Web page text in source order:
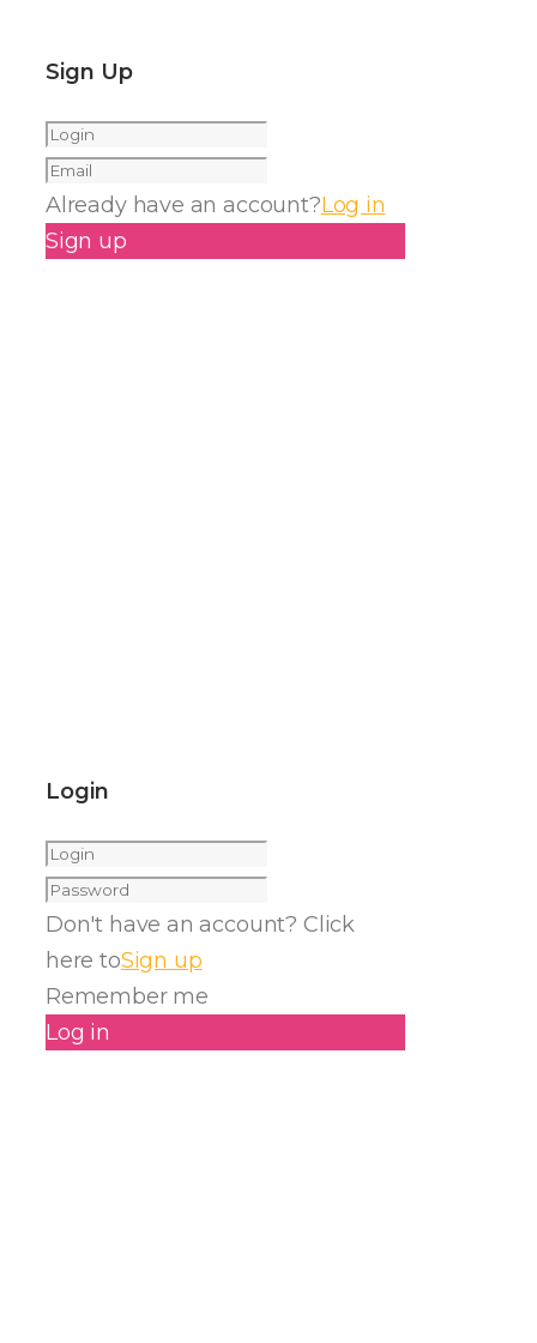
Sign Up
Already have an account?Log in
Sign up
Login
Don't have an account? Click
here toSign up
Remember me
Log in